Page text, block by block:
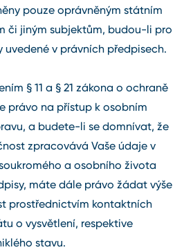
pouze oprávněným státním
či jiným subjektům, budou-li pro
v právních předpisech.
§ 11 a § 21 zákona o ochraně
právo na přístup k osobním
a budete-li se domnívat, že
zpracovává Vaše údaje v
a osobního života
máte dále právo žádat výše
prostřednictvím kontaktních
o vysvětlení, respektive
stavu.